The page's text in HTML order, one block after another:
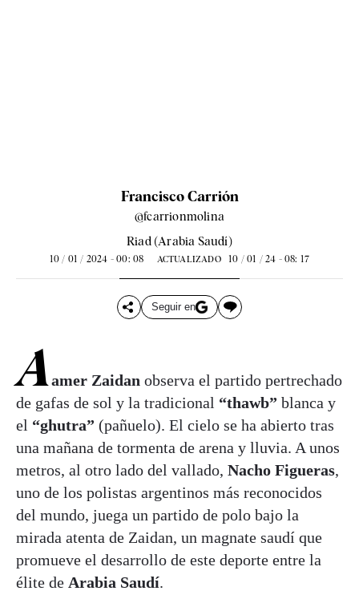
Francisco Carrión
@fcarrionmolina
Riad (Arabia Saudí)
10 / 01 / 2024 - 00: 08 ACTUALIZADO 10 / 01 / 24 - 08: 17
Seguir en
Aamer Zaidan observa el partido pertrechado
de gafas de sol y la tradicional “thawb” blanca y
el “ghutra” (pañuelo). El cielo se ha abierto tras
una mañana de tormenta de arena y lluvia. A unos
metros, al otro lado del vallado, Nacho Figueras,
uno de los polistas argentinos más reconocidos
del mundo, juega un partido de polo bajo la
mirada atenta de Zaidan, un magnate saudí que
promueve el desarrollo de este deporte entre la
élite de Arabia Saudí.